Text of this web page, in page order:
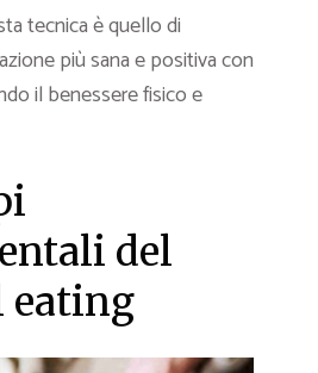
tecnica è quello di
più sana e positiva con
il benessere fisico e
del